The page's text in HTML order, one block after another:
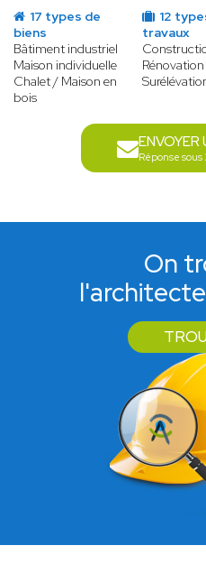
17 types de
biens
Bâtiment industriel
Maison individuelle
Chalet / Maison en
bois
12
travaux
Rénovation
ENVOYER
Réponse
On